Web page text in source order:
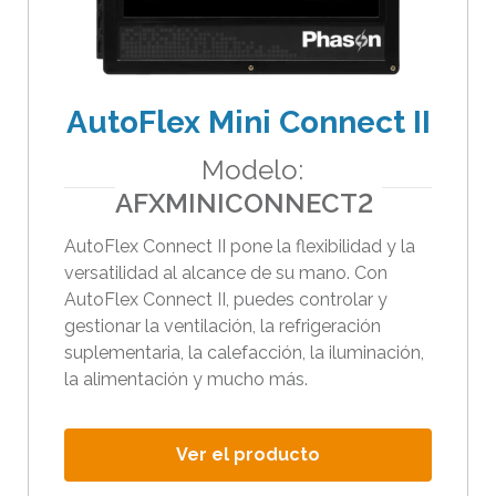
e
b
s
e
d
a
s
e
l
i
AutoFlex Mini Connect II
Modelo:
AFXMINICONNECT2
AutoFlex Connect II pone la flexibilidad y la
versatilidad al alcance de su mano. Con
AutoFlex Connect II, puedes controlar y
gestionar la ventilación, la refrigeración
suplementaria, la calefacción, la iluminación,
la alimentación y mucho más.
Ver el producto